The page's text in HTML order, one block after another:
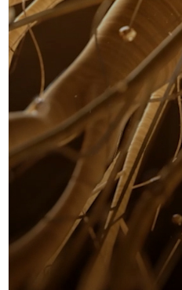
美国生物
何
曾在重要学术期刊上发表:
●《吉林人参低聚肽的免疫
●《海参寡肽:免疫调节作
●并参与编纂《人参寡肽